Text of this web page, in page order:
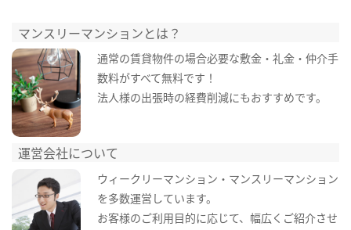
マンスリーマンションとは？
通常の賃貸物件の場合必要な敷金・礼金・仲介手
数料がすべて無料です！
法人様の出張時の経費削減にもおすすめです。
運営会社について
ウィークリーマンション・マンスリーマンション
を多数運営しています。
お客様のご利用目的に応じて、幅広くご紹介させ